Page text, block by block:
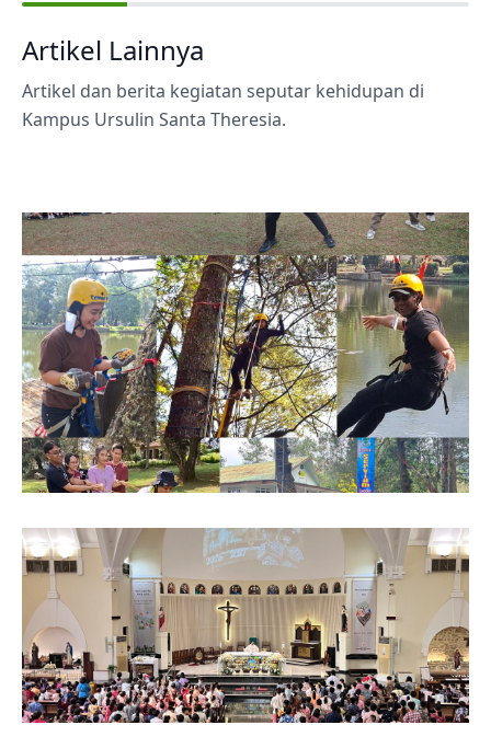
Artikel Lainnya
Artikel dan berita kegiatan seputar kehidupan di
Kampus Ursulin Santa Theresia.